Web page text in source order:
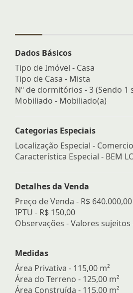
Dados Básicos
Tipo de Imóvel - Casa
Tipo de Casa - Mista
Nº de dormitórios - 3 (Sendo 1
Mobiliado - Mobiliado(a)
Categorias Especiais
Localização Especial -
Característica Especial - BEM
Detalhes da Venda
Preço de Venda - R$ 640.000,00
IPTU - R$ 150,00
Observações - Valores
Medidas
Área Privativa - 115,00 m²
Área do Terreno - 125,00 m²
Área Construída - 115,00 m²